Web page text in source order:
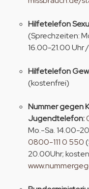
Hilfetelefon
(Sprechzeiten:
16.00-21.00 Uhr
Hilfetelefon
(kostenfrei)
Nummer gegen
Jugendtelefon:
Mo.-Sa. 14.00-
0800-111 0 550
20.00Uhr;